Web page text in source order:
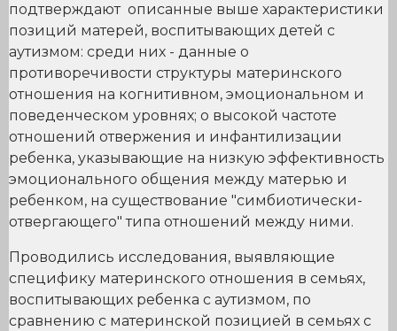
подтверждают описанные выше характеристики
позиций матерей, воспитывающих детей с
аутизмом: среди них - данные о
противоречивости структуры материнского
отношения на когнитивном, эмоциональном и
поведенческом уровнях; о высокой частоте
отношений отвержения и инфантилизации
ребенка, указывающие на низкую эффективность
эмоционального общения между матерью и
ребенком, на существование "симбиотически-
отвергающего" типа отношений между ними.
Проводились исследования, выявляющие
специфику материнского отношения в семьях,
воспитывающих ребенка с аутизмом, по
сравнению с материнской позицией в семьях с